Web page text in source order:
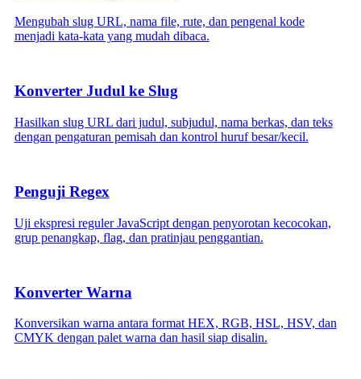
Mengubah slug URL, nama file, rute, dan pengenal kode
menjadi kata-kata yang mudah dibaca.
Konverter Judul ke Slug
Hasilkan slug URL dari judul, subjudul, nama berkas, dan teks
dengan pengaturan pemisah dan kontrol huruf besar/kecil.
Penguji Regex
Uji ekspresi reguler JavaScript dengan penyorotan kecocokan,
grup penangkap, flag, dan pratinjau penggantian.
Konverter Warna
Konversikan warna antara format HEX, RGB, HSL, HSV, dan
CMYK dengan palet warna dan hasil siap disalin.